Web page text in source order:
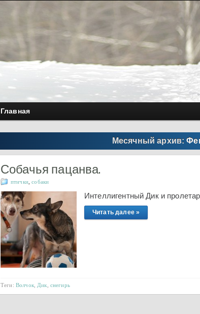
Главная
Месячный архив:
Собачья пацанва.
птички,собаки
Интеллигентный Дик и
Читать далее »
Теги: Волчок, Дик снегирь